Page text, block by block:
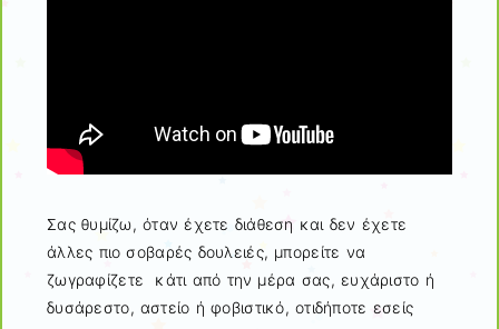
Σας θυμίζω, όταν έχετε διάθεση και δεν έχετε
άλλες πιο σοβαρές δουλειές, μπορείτε να
ζωγραφίζετε κάτι από την μέρα σας, ευχάριστο ή
δυσάρεστο, αστείο ή φοβιστικό, οτιδήποτε εσείς